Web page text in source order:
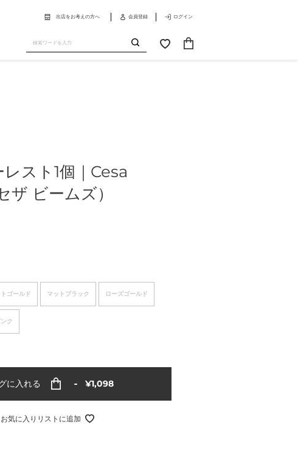
出店をお考えの方へ 会員登録 ログイン
送
お
スト1個｜Cesa
ビームズ）
ゴールド マットブラック ローズゴールド
ク
に入れる 通
価
¥1,098
お気に入りリストに追加